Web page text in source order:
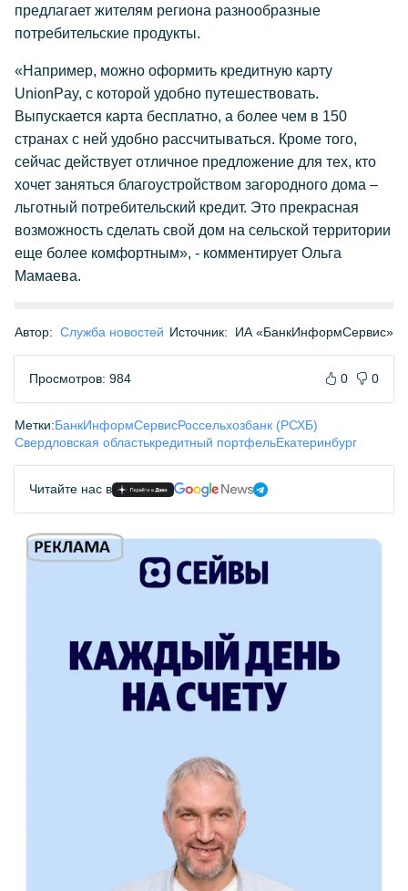
предлагает жителям региона разнообразные
потребительские продукты.
«Например, можно оформить кредитную карту
UnionPay, с которой удобно путешествовать.
Выпускается карта бесплатно, а более чем в 150
странах с ней удобно рассчитываться. Кроме того,
сейчас действует отличное предложение для тех, кто
хочет заняться благоустройством загородного дома –
льготный потребительский кредит. Это прекрасная
возможность сделать свой дом на сельской территории
еще более комфортным», - комментирует Ольга
Мамаева.
Автор: Служба новостей Источник: ИА «БанкИнформСервис»
Просмотров: 984 0 0
Метки:БанкИнформСервисРоссельхозбанк (РСХБ)
Свердловская областькредитный портфельЕкатеринбург
Читайте нас в